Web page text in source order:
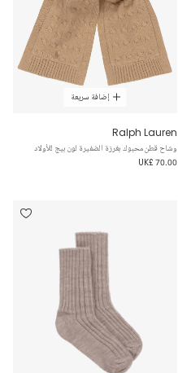
إضافة سريعة
Ralph Lauren
وشاح قطن محبوك بغرزة الضفيرة لون بيج للأولاد
UK£ 70.00